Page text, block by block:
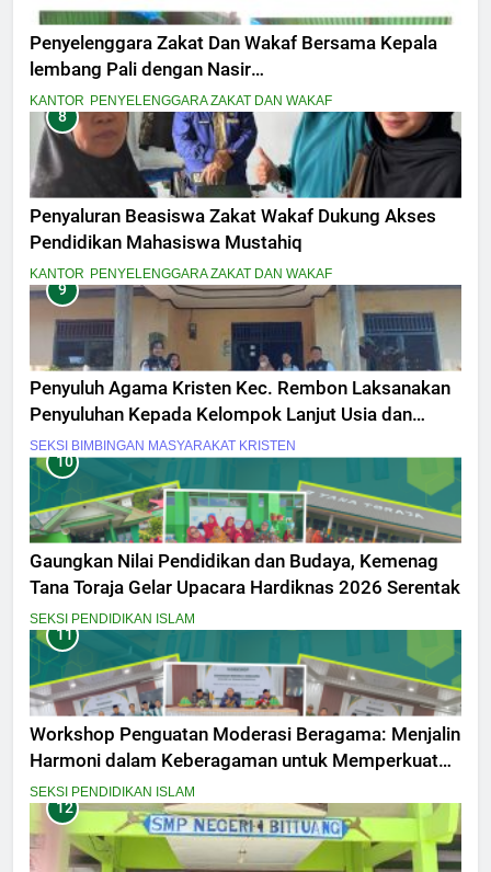
Penyelenggara Zakat Dan Wakaf Bersama Kepala
lembang Pali dengan Nasir
MelaksanakanPeninjauan Lokasi Tanah Wakaf
Masjid Amal Bakti Pali Dalam penyesuaian titik
Lokasi secara fisik
KANTOR PENYELENGGARA ZAKAT DAN WAKAF
8
Penyaluran Beasiswa Zakat Wakaf Dukung Akses
Pendidikan Mahasiswa Mustahiq
KANTOR PENYELENGGARA ZAKAT DAN WAKAF
9
Penyuluh Agama Kristen Kec. Rembon Laksanakan
Penyuluhan Kepada Kelompok Lanjut Usia dan
Penyandang Disabilitas
SEKSI BIMBINGAN MASYARAKAT KRISTEN
10
Gaungkan Nilai Pendidikan dan Budaya, Kemenag
Tana Toraja Gelar Upacara Hardiknas 2026 Serentak
SEKSI PENDIDIKAN ISLAM
11
Workshop Penguatan Moderasi Beragama: Menjalin
Harmoni dalam Keberagaman untuk Memperkuat
Kebangsaan
SEKSI PENDIDIKAN ISLAM
12